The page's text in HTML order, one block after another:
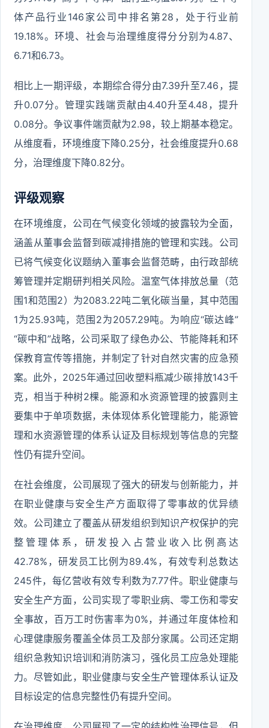
体产品行业146家公司中排名第28，处于行业前
19.18%。环境、社会与治理维度得分分别为4.87、
6.71和6.73。
相比上一期评级，本期综合得分由7.39升至7.46，提
升0.07分。管理实践端贡献由4.40升至4.48，提升
0.08分。争议事件端贡献为2.98，较上期基本稳定。
从维度看，环境维度下降0.25分，社会维度提升0.68
分，治理维度下降0.82分。
评级观察
在环境维度，公司在气候变化领域的披露较为全面，
涵盖从董事会监督到碳减排措施的管理和实践。公司
已将气候变化议题纳入董事会监督范畴，由行政部统
筹管理并定期研判相关风险。温室气体排放总量（范
围1和范围2）为2083.22吨二氧化碳当量，其中范围
1为25.93吨，范围2为2057.29吨。为响应“碳达峰”
“碳中和”战略，公司采取了绿色办公、节能降耗和环
保教育宣传等措施，并制定了针对自然灾害的应急预
案。此外，2025年通过回收塑料瓶减少碳排放143千
克，相当于种树2棵。能源和水资源管理的披露则主
要集中于单项数据，未体现体系化管理能力，能源管
理和水资源管理的体系认证及目标规划等信息的完整
性仍有提升空间。
在社会维度，公司展现了强大的研发与创新能力，并
在职业健康与安全生产方面取得了零事故的优异绩
效。公司建立了覆盖从研发组织到知识产权保护的完
整管理体系，研发投入占营业收入比例高达
42.78%，研发员工比例为89.4%，有效专利总数达
245件，每亿营收有效专利数为7.77件。职业健康与
安全生产方面，公司实现了零职业病、零工伤和零安
全事故，百万工时伤害率为0%，并通过年度体检和
心理健康服务覆盖全体员工及部分家属。公司还定期
组织急救知识培训和消防演习，强化员工应急处理能
力。尽管如此，职业健康与安全生产管理体系认证及
目标设定的信息完整性仍有提升空间。